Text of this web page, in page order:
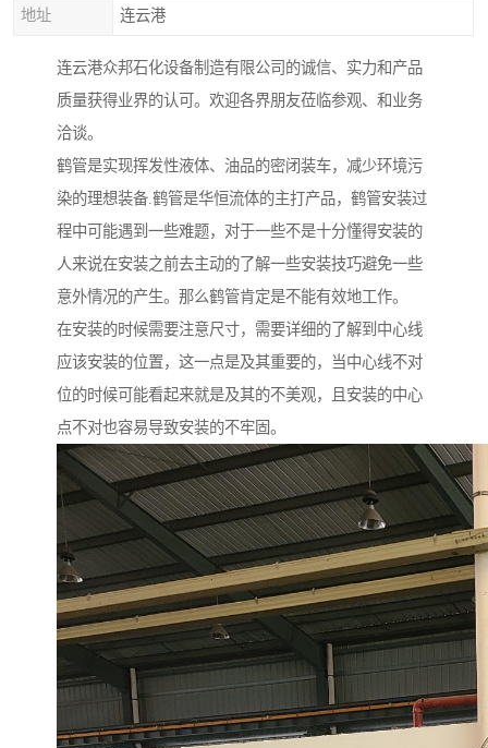
地址 连云港
连云港众邦石化设备制造有限公司的诚信、实力和产品
质量获得业界的认可。欢迎各界朋友莅临参观、和业务
洽谈。
鹤管是实现挥发性液体、油品的密闭装车，减少环境污
染的理想装备.鹤管是华恒流体的主打产品，鹤管安装过
程中可能遇到一些难题，对于一些不是十分懂得安装的
人来说在安装之前去主动的了解一些安装技巧避免一些
意外情况的产生。那么鹤管肯定是不能有效地工作。
在安装的时候需要注意尺寸，需要详细的了解到中心线
应该安装的位置，这一点是及其重要的，当中心线不对
位的时候可能看起来就是及其的不美观，且安装的中心
点不对也容易导致安装的不牢固。